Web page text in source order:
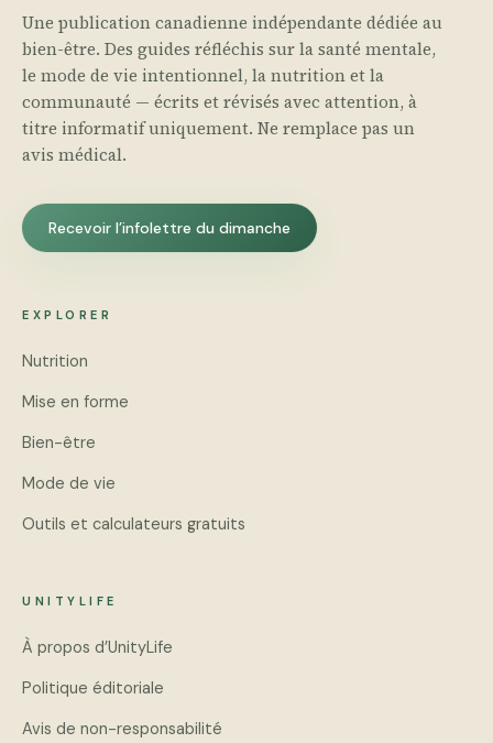
Une publication canadienne indépendante dédiée au
bien-être. Des guides réfléchis sur la santé mentale,
le mode de vie intentionnel, la nutrition et la
communauté — écrits et révisés avec attention, à
titre informatif uniquement. Ne remplace pas un
avis médical.
Recevoir l’infolettre du dimanche
EXPLORER
Nutrition
Mise en forme
Bien-être
Mode de vie
Outils et calculateurs gratuits
UNITYLIFE
À propos d’UnityLife
Politique éditoriale
Avis de non-responsabilité